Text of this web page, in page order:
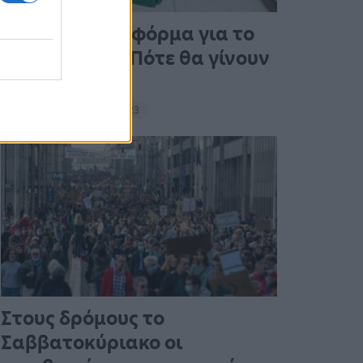
Άνοιξε η πλατφόρμα για το
Market Pass – Πότε θα γίνουν
οι πληρωμές
15:13 - 15 Σεπτεμβρίου 2023
Στους δρόμους το
Σαββατοκύριακο οι